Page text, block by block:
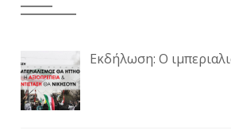
Εκδήλωση: Ο